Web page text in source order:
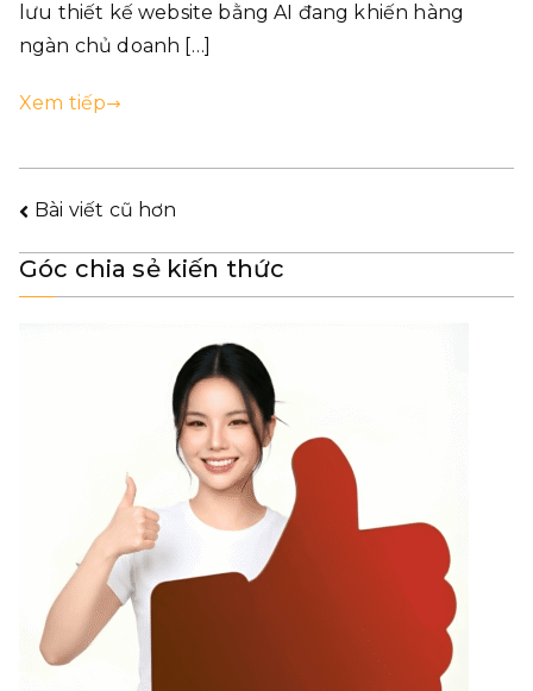
lưu thiết kế website bằng AI đang khiến hàng
ngàn chủ doanh […]
Xem tiếp
Bài viết cũ hơn
Góc chia sẻ kiến thức